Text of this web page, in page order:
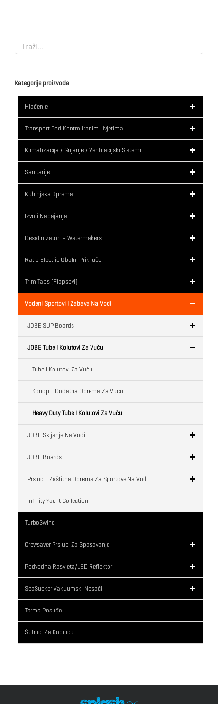
Kategorije proizvoda
Hlađenje
Transport Pod Kontroliranim Uvjetima
Klimatizacija / Grijanje / Ventilacijski Sistemi
Sanitarije
Kuhinjska Oprema
Izvori Napajanja
Desalinizatori – Watermakers
Ratio Electric Obalni Priključci
Trim Tabs (flapsovi)
Vodeni Sportovi I Zabava Na Vodi
JOBE SUP Boards
JOBE Tube I Kolutovi Za Vuču
Tube I Kolutovi Za Vuču
Konopi I Dodatna Oprema Za Vuču
Heavy Duty Tube I Kolutovi Za Vuču
JOBE Skijanje Na Vodi
JOBE Boards
Prsluci I Zaštitna Oprema Za Sportove Na Vodi
Infinity Yacht Collection
TurboSwing
Crewsaver Prsluci Za Spašavanje
Podvodna Rasvjeta/LED Reflektori
SeaSucker Vakuumski Nosači
Termo Posuđe
Štitnici Za Kobilicu